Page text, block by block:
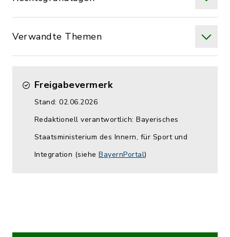
Verwandte Themen
Freigabevermerk
Stand: 02.06.2026
Redaktionell verantwortlich: Bayerisches
Staatsministerium des Innern, für Sport und
Integration (siehe BayernPortal)